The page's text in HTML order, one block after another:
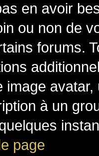
en avoir
ou non de
forums.
image
à un
page